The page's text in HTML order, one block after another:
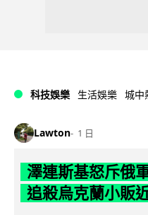
科技娛樂 生活娛樂 城中
Lawton 1 日
澤連斯基怒斥俄
追殺烏克蘭小販